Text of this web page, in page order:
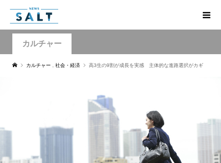
カルチャー
カルチャー 社会・経済 高3生の9割が成長を実感 主体的な進路選択がカギ